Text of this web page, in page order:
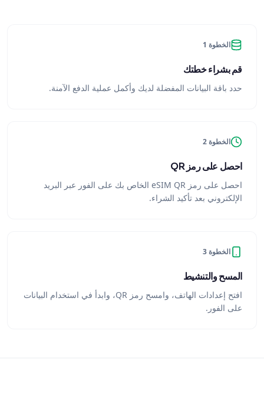
الخطوة 1
قم بشراء خطتك
حدد باقة البيانات المفضلة لديك وأكمل عملية الدفع الآمنة.
الخطوة 2
احصل على رمز QR
احصل على رمز eSIM QR الخاص بك على الفور عبر البريد
الإلكتروني بعد تأكيد الشراء.
الخطوة 3
المسح والتنشيط
افتح إعدادات الهاتف، وامسح رمز QR، وابدأ في استخدام البيانات
على الفور.